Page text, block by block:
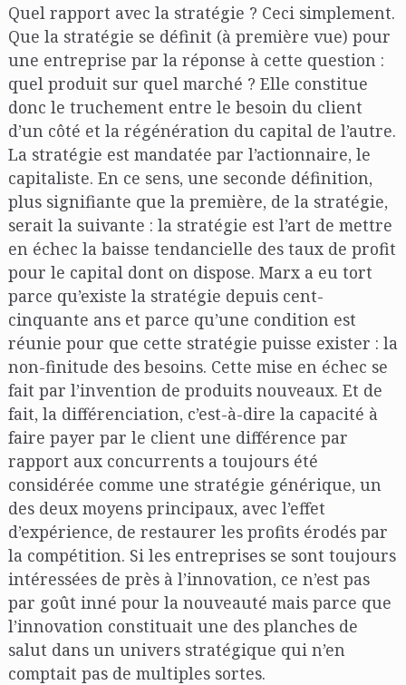
Quel rapport avec la stratégie ? Ceci simplement.
Que la stratégie se définit (à première vue) pour
une entreprise par la réponse à cette question :
quel produit sur quel marché ? Elle constitue
donc le truchement entre le besoin du client
d’un côté et la régénération du capital de l’autre.
La stratégie est mandatée par l’actionnaire, le
capitaliste. En ce sens, une seconde définition,
plus signifiante que la première, de la stratégie,
serait la suivante : la stratégie est l’art de mettre
en échec la baisse tendancielle des taux de profit
pour le capital dont on dispose. Marx a eu tort
parce qu’existe la stratégie depuis cent-
cinquante ans et parce qu’une condition est
réunie pour que cette stratégie puisse exister : la
non-finitude des besoins. Cette mise en échec se
fait par l’invention de produits nouveaux. Et de
fait, la différenciation, c’est-à-dire la capacité à
faire payer par le client une différence par
rapport aux concurrents a toujours été
considérée comme une stratégie générique, un
des deux moyens principaux, avec l’effet
d’expérience, de restaurer les profits érodés par
la compétition. Si les entreprises se sont toujours
intéressées de près à l’innovation, ce n’est pas
par goût inné pour la nouveauté mais parce que
l’innovation constituait une des planches de
salut dans un univers stratégique qui n’en
comptait pas de multiples sortes.